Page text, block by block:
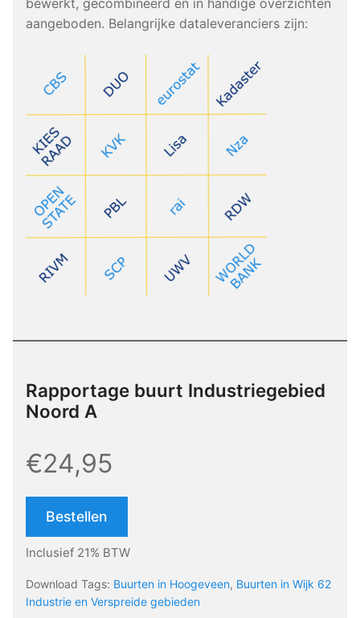
bewerkt, gecombineerd en in handige overzichten
aangeboden. Belangrijke dataleveranciers zijn:
Rapportage buurt Industriegebied
Noord A
€24,95
Bestellen
Inclusief 21% BTW
Download Tags: Buurten in Hoogeveen, Buurten in Wijk 62
Industrie en Verspreide gebieden